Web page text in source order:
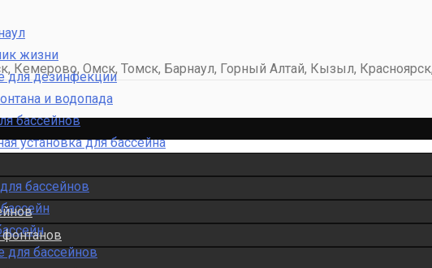
жизни
для дезинфекции
и водопада
бассейнов
установка для бассейна
бассейнов
для бассейнов
Кемерово, Омск, Томск, Барнаул, Горный Алтай, Кызыл,
фонтанов